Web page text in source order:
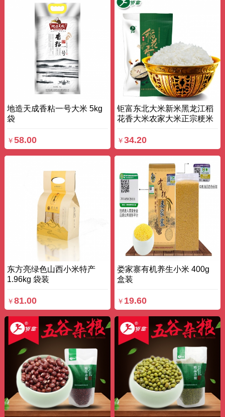
地造天成香粘一号大米 5kg
袋
￥ 58.00
钜富东北大米新米黑龙江稻
花香大米农家大米正宗粳米
￥34.20
东方亮绿色山西小米特产
1.96kg 袋装
￥ 81.00
娄家寨有机养生小米 400g
盒装
￥ 19.60